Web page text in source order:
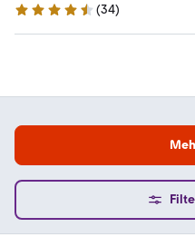
4.6 Sterne
(34)